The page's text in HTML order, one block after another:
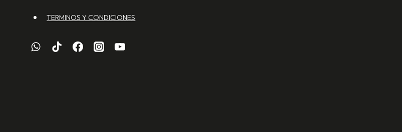
TERMINOS Y CONDICIONES